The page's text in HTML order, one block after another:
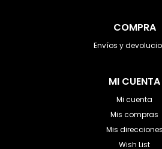
COMPRA
Envíos y
MI CUENTA
Mi cuenta
Mis compras
Mis direcciones
Wish List